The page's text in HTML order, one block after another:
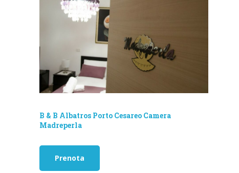
B & B Albatros Porto Cesareo Camera
Madreperla
Prenota